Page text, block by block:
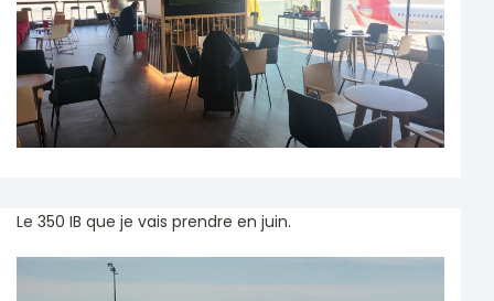
Le 350 IB que je vais prendre en juin.